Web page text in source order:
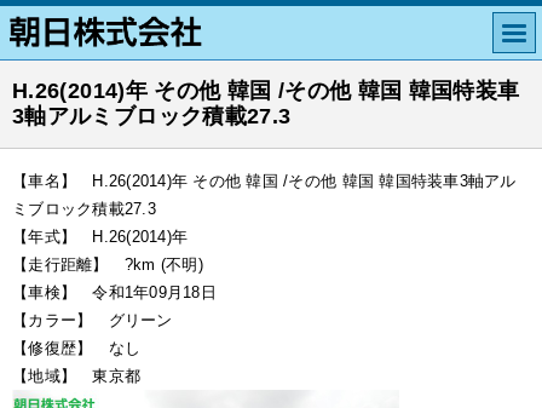
H.26(2014)年 その他 韓国 /その他 韓国 韓国特装車
3軸アルミブロック積載27.3
【車名】 H.26(2014)年 その他 韓国 /その他 韓国 韓国特装車3軸アル
ミブロック積載27.3
【年式】 H.26(2014)年
【走行距離】 ?km (不明)
【車検】 令和1年09月18日
【カラー】 グリーン
【修復歴】 なし
【地域】 東京都